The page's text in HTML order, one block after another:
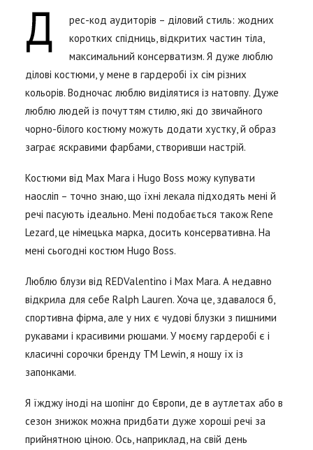
рес-код аудиторів – діловий стиль: жодних
коротких спідниць, відкритих частин тіла,
максимальний консерватизм. Я дуже люблю
ділові костюми, у мене в гардеробі їх сім різних
кольорів. Водночас люблю виділятися із натовпу. Дуже
люблю людей із почуттям стилю, які до звичайного
чорно-білого костюму можуть додати хустку, й образ
заграє яскравими фарбами, створивши настрій.
Костюми від Max Mara і Hugo Boss можу купувати
наосліп – точно знаю, що їхні лекала підходять мені й
речі пасують ідеально. Мені подобається також Rene
Lezard, це німецька марка, досить консервативна. На
мені сьогодні костюм Hugo Boss.
Люблю блузи від REDValentino і Max Mara. А недавно
відкрила для себе Ralph Lauren. Хоча це, здавалося б,
спортивна фірма, але у них є чудові блузки з пишними
рукавами і красивими рюшами. У моєму гардеробі є і
класичні сорочки бренду TM Lewin, я ношу їх із
запонками.
Я їжджу іноді на шопінг до Європи, де в аутлетах або в
сезон знижок можна придбати дуже хороші речі за
прийнятною ціною. Ось, наприклад, на свій день